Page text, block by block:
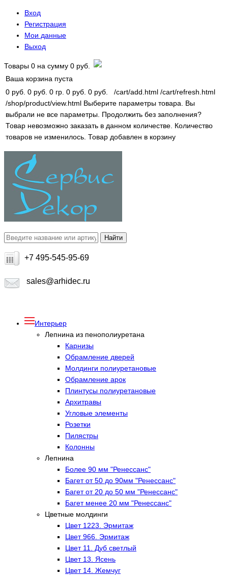
Вход
Регистрация
Мои данные
Выход
Товары 0 на сумму 0 руб.
Ваша корзина пуста
0 руб. 0 руб. 0 гр. 0 руб. 0 руб. /cart/add.html /cart/refresh.html
/shop/product/view.html Выберите параметры товара.
Вы
выбрали не все параметры. Продолжить без заполнения?
Товар невозможно заказать в данном количестве. Количество
товаров не изменилось. Товар добавлен в корзину
+7 495-545-95-69
sales@arhidec.ru
Интерьер
Лепнина из пенополиуретана
Карнизы
Обрамление дверей
Молдинги полиуретановые
Обрамление арок
Плинтусы полиуретановые
Архитравы
Угловые элементы
Розетки
Пилястры
Колонны
Лепнина
Более 90 мм "Ренессанс"
Багет от 50 до 90мм "Ренессанс"
Багет от 20 до 50 мм "Ренессанс"
Багет менее 20 мм "Ренессанс"
Цветные молдинги
Цвет 1223. Эрмитаж
Цвет 966. Эрмитаж
Цвет 11. Дуб светлый
Цвет 13. Ясень
Цвет 14. Жемчуг